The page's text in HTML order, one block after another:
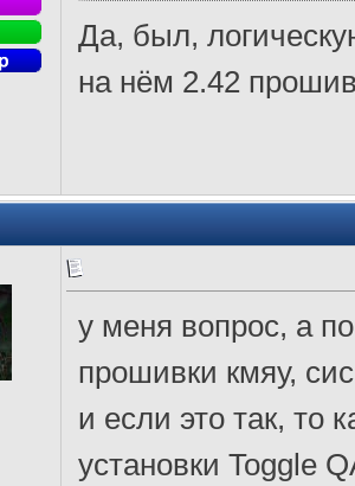
Да, был,
на нём 2.42
у меня вопрос, а
прошивки кмяу,
и если это так, то
установки Toggle